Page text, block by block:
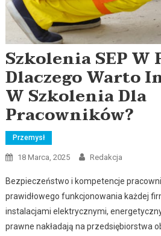
Szkolenia SEP
Dlaczego Warto
W Szkolenia Dla
Pracowników?
Przemysł
18 Marca, 2025 Redakcja
Bezpieczeństwo i kompetencje
prawidłowego funkcjonowania każdej
instalacjami elektrycznymi,
prawne nakładają na przedsiębiorstwa